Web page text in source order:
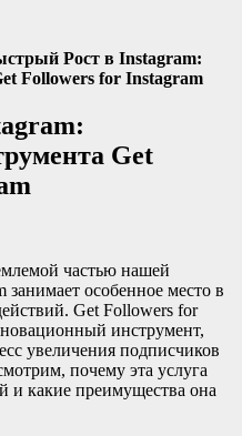
Рост в Instagram:
Followers for Instagram
Get
частью нашей
особенное место в
Get Followers for
инструмент,
увеличения подписчиков
почему эта услуга
и какие преимущества она